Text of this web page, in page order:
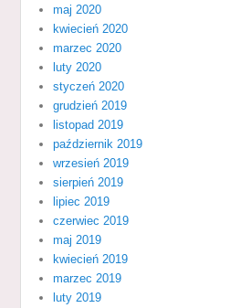
maj 2020
kwiecień 2020
marzec 2020
luty 2020
styczeń 2020
grudzień 2019
listopad 2019
październik 2019
wrzesień 2019
sierpień 2019
lipiec 2019
czerwiec 2019
maj 2019
kwiecień 2019
marzec 2019
luty 2019